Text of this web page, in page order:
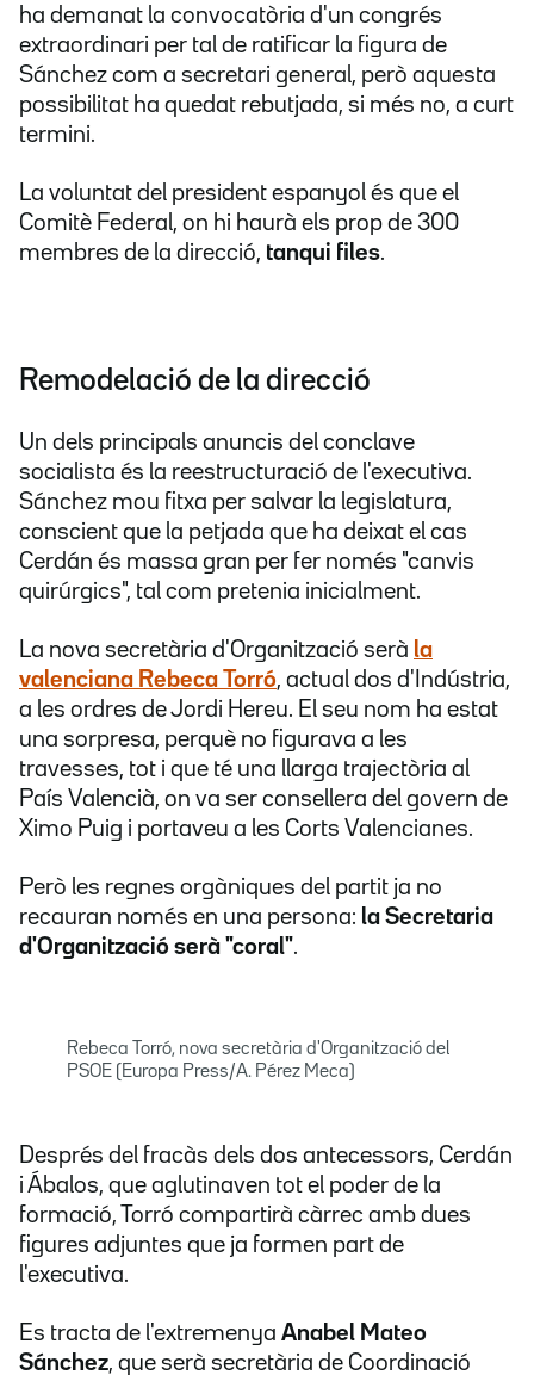
ha demanat la convocatòria d'un congrés
extraordinari per tal de ratificar la figura de
Sánchez com a secretari general, però aquesta
possibilitat ha quedat rebutjada, si més no, a curt
termini.
La voluntat del president espanyol és que el
Comitè Federal, on hi haurà els prop de 300
membres de la direcció, tanqui files.
Remodelació de la direcció
Un dels principals anuncis del conclave
socialista és la reestructuració de l'executiva.
Sánchez mou fitxa per salvar la legislatura,
conscient que la petjada que ha deixat el cas
Cerdán és massa gran per fer només "canvis
quirúrgics", tal com pretenia inicialment.
La nova secretària d'Organització serà la
valenciana Rebeca Torró, actual dos d'Indústria,
a les ordres de Jordi Hereu. El seu nom ha estat
una sorpresa, perquè no figurava a les
travesses, tot i que té una llarga trajectòria al
País Valencià, on va ser consellera del govern de
Ximo Puig i portaveu a les Corts Valencianes.
Però les regnes orgàniques del partit ja no
recauran només en una persona: la Secretaria
d'Organització serà "coral".
Rebeca Torró, nova secretària d'Organització del
PSOE (Europa Press/A. Pérez Meca)
Després del fracàs dels dos antecessors, Cerdán
i Ábalos, que aglutinaven tot el poder de la
formació, Torró compartirà càrrec amb dues
figures adjuntes que ja formen part de
l'executiva.
Es tracta de l'extremenya Anabel Mateo
Sánchez, que serà secretària de Coordinació